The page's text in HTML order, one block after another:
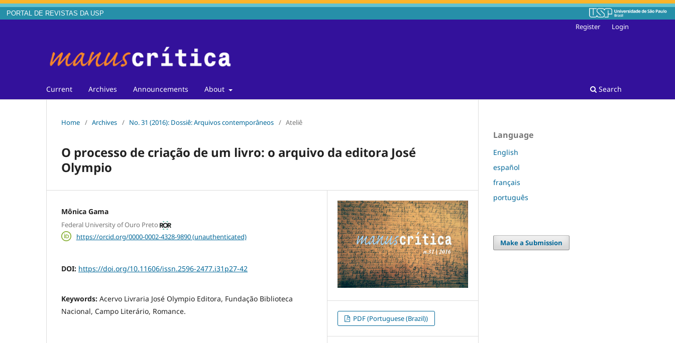
PORTAL DE REVISTAS DA USP
Current Archives Announcements About Search
Register Login
Home / Archives / No. 31 (2016): Dossiê: Arquivos contemporâneos / Ateliê
O processo de criação de um livro: o arquivo da editora José
Olympio
Mônica Gama
Federal University of Ouro Preto
https://orcid.org/0000-0002-4328-9890 (unauthenticated)
DOI: https://doi.org/10.11606/issn.2596-2477.i31p27-42
Keywords: Acervo Livraria José Olympio Editora, Fundação Biblioteca
Nacional, Campo Literário, Romance.
PDF (Portuguese (Brazil))
Language
English
español
français
português
Make a Submission